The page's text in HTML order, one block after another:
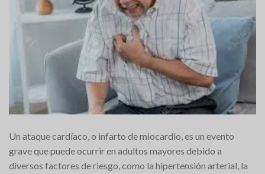
Un ataque cardíaco, o infarto de miocardio, es un evento
grave que puede ocurrir en adultos mayores debido a
diversos factores de riesgo, como la hipertensión arterial, la